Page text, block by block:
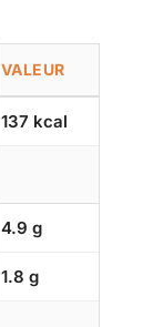
VALEUR
137 kcal
4.9 g
1.8 g